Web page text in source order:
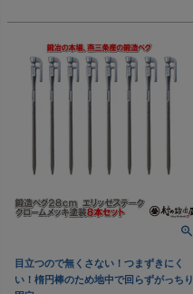
目立つので無くさない！つまずきにく
い！楕円棒のため地中で回らずがっちり